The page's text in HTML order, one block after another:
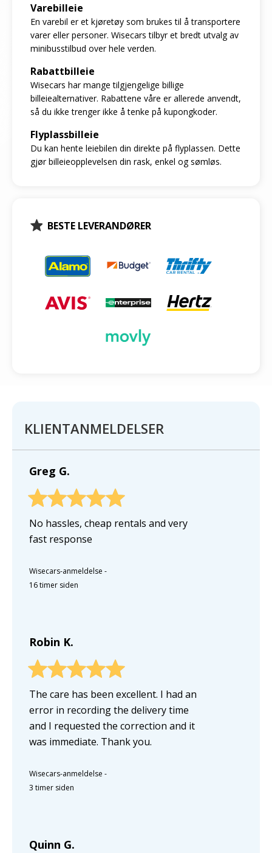
Varebilleie
En varebil er et kjøretøy som brukes til å transportere
varer eller personer. Wisecars tilbyr et bredt utvalg av
minibusstilbud over hele verden.
Rabattbilleie
Wisecars har mange tilgjengelige billige
billeiealternativer. Rabattene våre er allerede anvendt,
så du ikke trenger ikke å tenke på kupongkoder.
Flyplassbilleie
Du kan hente leiebilen din direkte på flyplassen. Dette
gjør billeieopplevelsen din rask, enkel og sømløs.
BESTE LEVERANDØRER
KLIENTANMELDELSER
Greg G.
No hassles, cheap rentals and very
fast response
Wisecars-anmeldelse -
16 timer siden
Robin K.
The care has been excellent. I had an
error in recording the delivery time
and I requested the correction and it
was immediate. Thank you.
Wisecars-anmeldelse -
3 timer siden
Quinn G.